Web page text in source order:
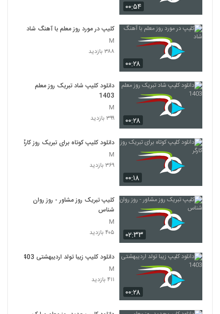
۰۰:۵۴
۰۰:۲۸
کلیپ در مورد روز معلم با آهنگ شاد
M
۳۸۸ بازدید
۰۰:۲۸
دانلود کلیپ شاد تبریک روز معلم
1403
M
۳۹۹ بازدید
۰۰:۱۸
دانلود کلیپ کوتاه برای تبریک روز کارگر
M
۳۶۹ بازدید
۰۲:۳۳
کلیپ تبریک روز مشاور - روز روان
شناس
M
۴۰۵ بازدید
۰۰:۲۸
دانلود کلیپ زیبا تولد اردیبهشتی 1403
M
۴۱۱ بازدید